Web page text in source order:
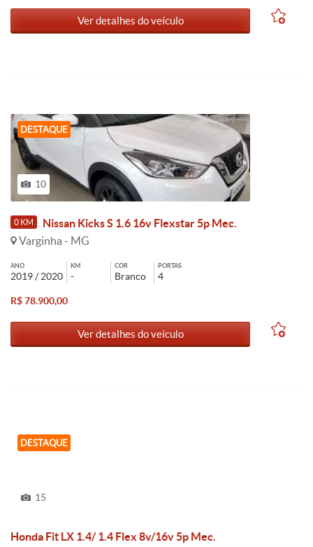
Ver detalhes do veículo
DESTAQUE
10
0 KM
Nissan Kicks S 1.6 16v Flexstar 5p Mec.
Varginha - MG
ANO
2019 / 2020
KM
-
COR
Branco
PORTAS
4
R$ 78.900,00
Ver detalhes do veículo
DESTAQUE
15
Honda Fit LX 1.4/ 1.4 Flex 8v/16v 5p Mec.